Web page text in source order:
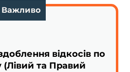
Важливо
відкосів по
(Лівий та Правий